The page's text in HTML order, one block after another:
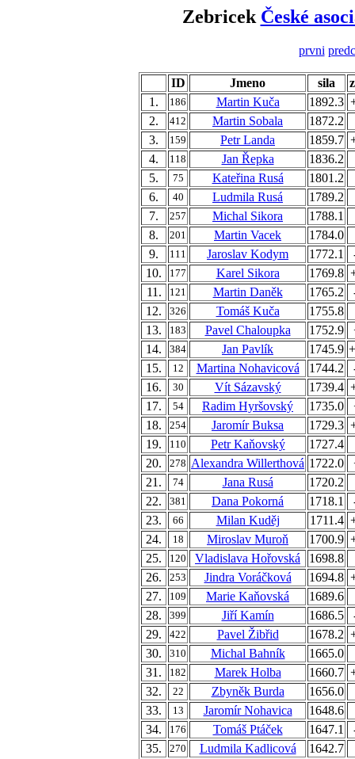
Zebricek České
prvni
ID Jmeno sila
1.
186 Martin Kuča 1892.3
2.
412 Martin Sobala
1872.2
3.
159 Petr Landa 1859.7
4.
118 Jan Řepka
1836.2
5.
75 Kateřina Rusá
1801.2
6.
40 Ludmila Rusá
1789.2
7.
257 Michal Sikora
1788.1
8.
201 Martin Vacek
1784.0
9.
111 Jaroslav Kodym 1772.1
10.
177 Karel Sikora 1769.8
11.
121 Martin Daněk 1765.2
12.
326 Tomáš Kuča
1755.8
13.
183 Pavel Chaloupka 1752.9
14.
384 Jan Pavlík 1745.9
15.
12 Martina Nohavicová 1744.2
16.
30 Vít Sázavský 1739.4
17.
54 Radim Hyršovský 1735.0
18.
254 Jaromír Buksa 1729.3
19.
110 Petr Kaňovský
1727.4
20.
278 Alexandra Willerthová 1722.0
21.
74 Jana Rusá
1720.2
22.
381 Dana Pokorná 1718.1
23.
66 Milan Kuděj 1711.4
24.
18 Miroslav Muroň 1700.9
25.
120 Vladislava Hořovská
1698.8
26.
253 Jindra Voráčková 1694.8
27.
109 Marie Kaňovská
1689.6
28.
399 Jiří Kamín 1686.5
29.
422 Pavel Žibřid 1678.2
30.
310 Michal Bahník
1665.0
31.
182 Marek Holba 1660.7
32.
22 Zbyněk Burda
1656.0
33.
13 Jaromír Nohavica
1648.6
34.
176 Tomáš Ptáček 1647.1
35.
270 Ludmila Kadlicová
1642.7